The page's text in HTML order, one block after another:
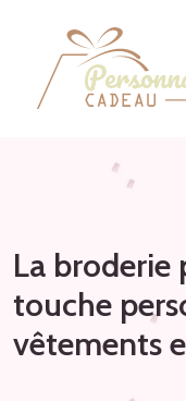
La broderie
touche
vêtements